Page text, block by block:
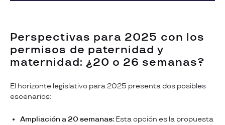
Perspectivas para 2025 con los
permisos de paternidad y
maternidad: ¿20 o 26 semanas?
El horizonte legislativo para 2025 presenta dos posibles
escenarios:
Ampliación a 20 semanas: Esta opción es la propuesta